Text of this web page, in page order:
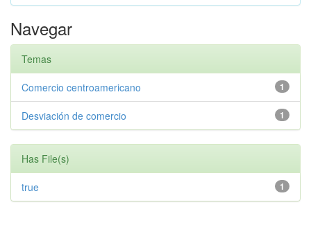
Navegar
Temas
1
Comercio centroamericano
1
Desviación de comercio
Has File(s)
1
true